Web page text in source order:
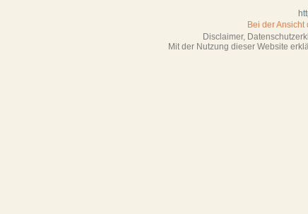
Bei der
Disclaimer,
Mit der Nutzung dieser Website